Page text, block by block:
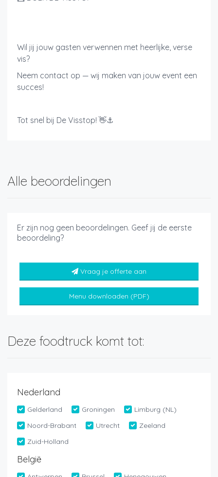
Wil jij jouw gasten verwennen met heerlijke, verse
vis?
Neem contact op — wij maken van jouw event een
succes!
Tot snel bij De Visstop! 👋⚓
Alle beoordelingen
Er zijn nog geen beoordelingen. Geef jij de eerste
beoordeling?
Vraag je offerte aan
Menu downloaden (PDF)
Deze foodtruck komt tot:
Nederland
Gelderland Groningen
Limburg (NL)
Noord-Brabant
Utrecht
Zeeland
Zuid-Holland
België